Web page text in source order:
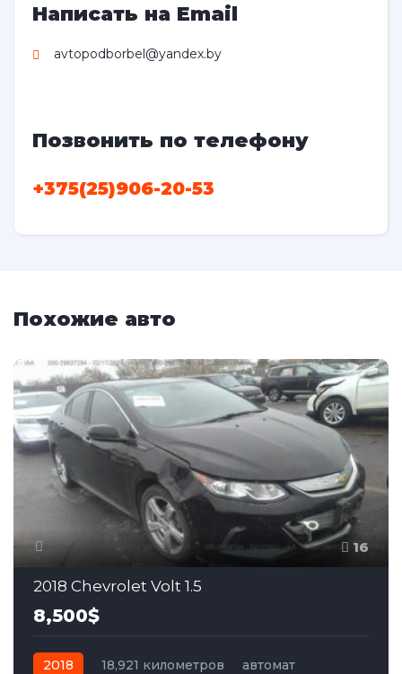
Написать на Email
avtopodborbel@yandex.by
Позвонить по телефону
+375(25)906-20-53
Похожие авто
16
2018 Chevrolet Volt 1.5
8,500$
2018 18,921 километров
автомат